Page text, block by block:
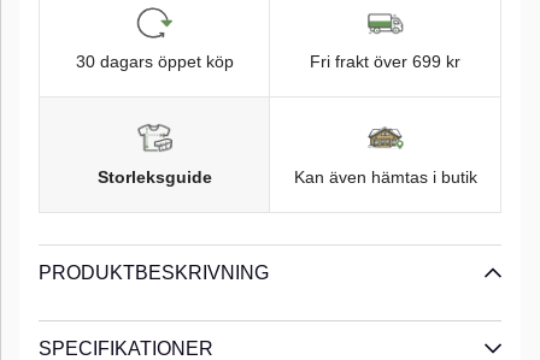
30 dagars öppet köp Fri frakt över 699 kr
Storleksguide Kan även hämtas i butik
PRODUKTBESKRIVNING
SPECIFIKATIONER